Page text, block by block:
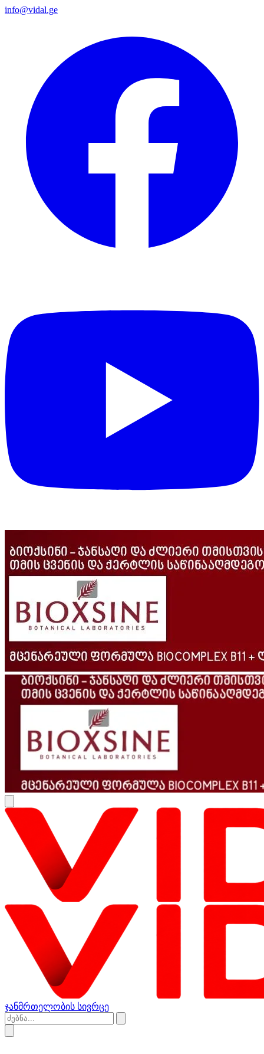
info@vidal.ge
ჯანმრთელობის სივრცე